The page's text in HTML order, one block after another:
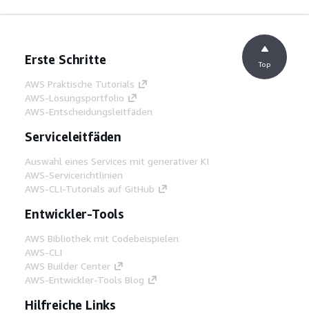
Erste Schritte
AWS Praktische Tutorials
AWS-Lösungsportfolio
AWS-Entscheidungsleitfäden
Serviceleitfäden
Auswahl eines Services mit generativer KI
AWS-Servicerichtlinien
AWS-CLI-Tutorials auf GitHub
Entwickler-Tools
AWS Bibliothek mit Codebeispielen
AWS-CLI
AWS Builder Center
AWS-Entwickler-Tools Blog
Hilfreiche Links
Top